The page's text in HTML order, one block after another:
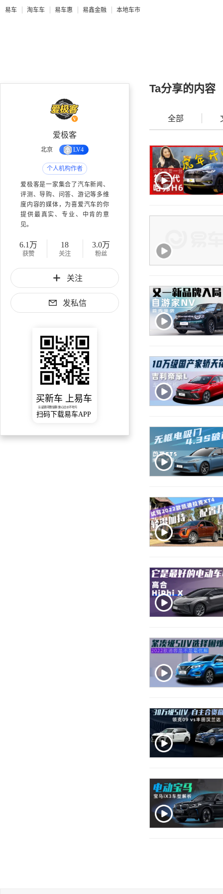
易车 淘车车 易车惠 易鑫金融 本地车市
爱极客
北京 LV4
个人机构作者
爱极客是一家集合了汽车新闻、
评测、导购、问答、游记等多维
度内容的媒体，为喜爱汽车的你
提供最真实、专业、中肯的意
见。
6.1万
获赞
18
关注
3.0万
粉丝
关注
发私信
买新车 上易车
认证顾问微信聊 放心比价不吃亏
扫码下载易车APP
Ta分享的内容
全部